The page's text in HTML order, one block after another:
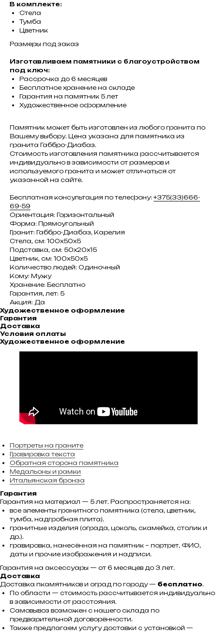
В комплекте:
Стела
Тумба
Цветник
Размеры под заказ
Изготавливаем памятники с благоустройством
под ключ:
Рассрочка до 6 месяцев
Бесплатное хранение на складе
Гарантия на памятник 5 лет
Художественное оформление
Памятник может быть изготовлен из любого гранита по
Вашему выбору. Цена указана для памятника из
гранита Габбро-Диабаз.
Стоимость изготовления памятника рассчитывается
индивидуально в зависимости от размеров и
используемого гранита и может отличаться от
указанной на сайте.
Бесплатная консультация по телефону: +375(33)666-
69-59
Ориентация: Горизонтальный
Форма: Прямоугольный
Гранит: Габбро-Диабаз, Карелия
Стела, см: 100х50х5
Подставка, см: 50х20х15
Цветник, см: 100х50х5
Количество людей: Одиночный
Кому: Мужу
Хранение: Бесплатно
Гарантия, лет: 5
Акция: Да
Художественное оформление
Гарантия
Доставка
Условия оплаты
Художественное оформление
Портреты на граните
Гравировка текста
Обратная сторона памятника
Медальоны и рамки
Итальянская бронза
Гарантия
Гарантия на материал — 5 лет. Распространяется на:
все элементы гранитного памятника (стела, цветник,
тумба, надгробная плита).
гранитные изделия (ограда, цоколь, скамейка, столик и
др.).
гравировка, нанесённая на памятник – портрет, ФИО,
даты и прочие изображения и надписи.
Гарантия на аксессуары — от 6 месяцев до 3 лет.
Доставка
Доставка пкамятников и оград по городу — бесплатно.
По области — стоимость рассчитывается индивидуально
в зависимости от расстояния.
Самовывоз возможен с нашего склада по
предварительной договорённости.
Также предлагаем услугу доставки с установкой —